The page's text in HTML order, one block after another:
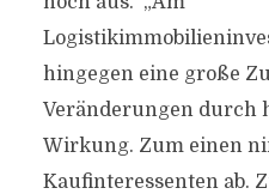
hingegen eine große
Veränderungen durch
Wirkung. Zum einen
Kaufinteressenten ab.